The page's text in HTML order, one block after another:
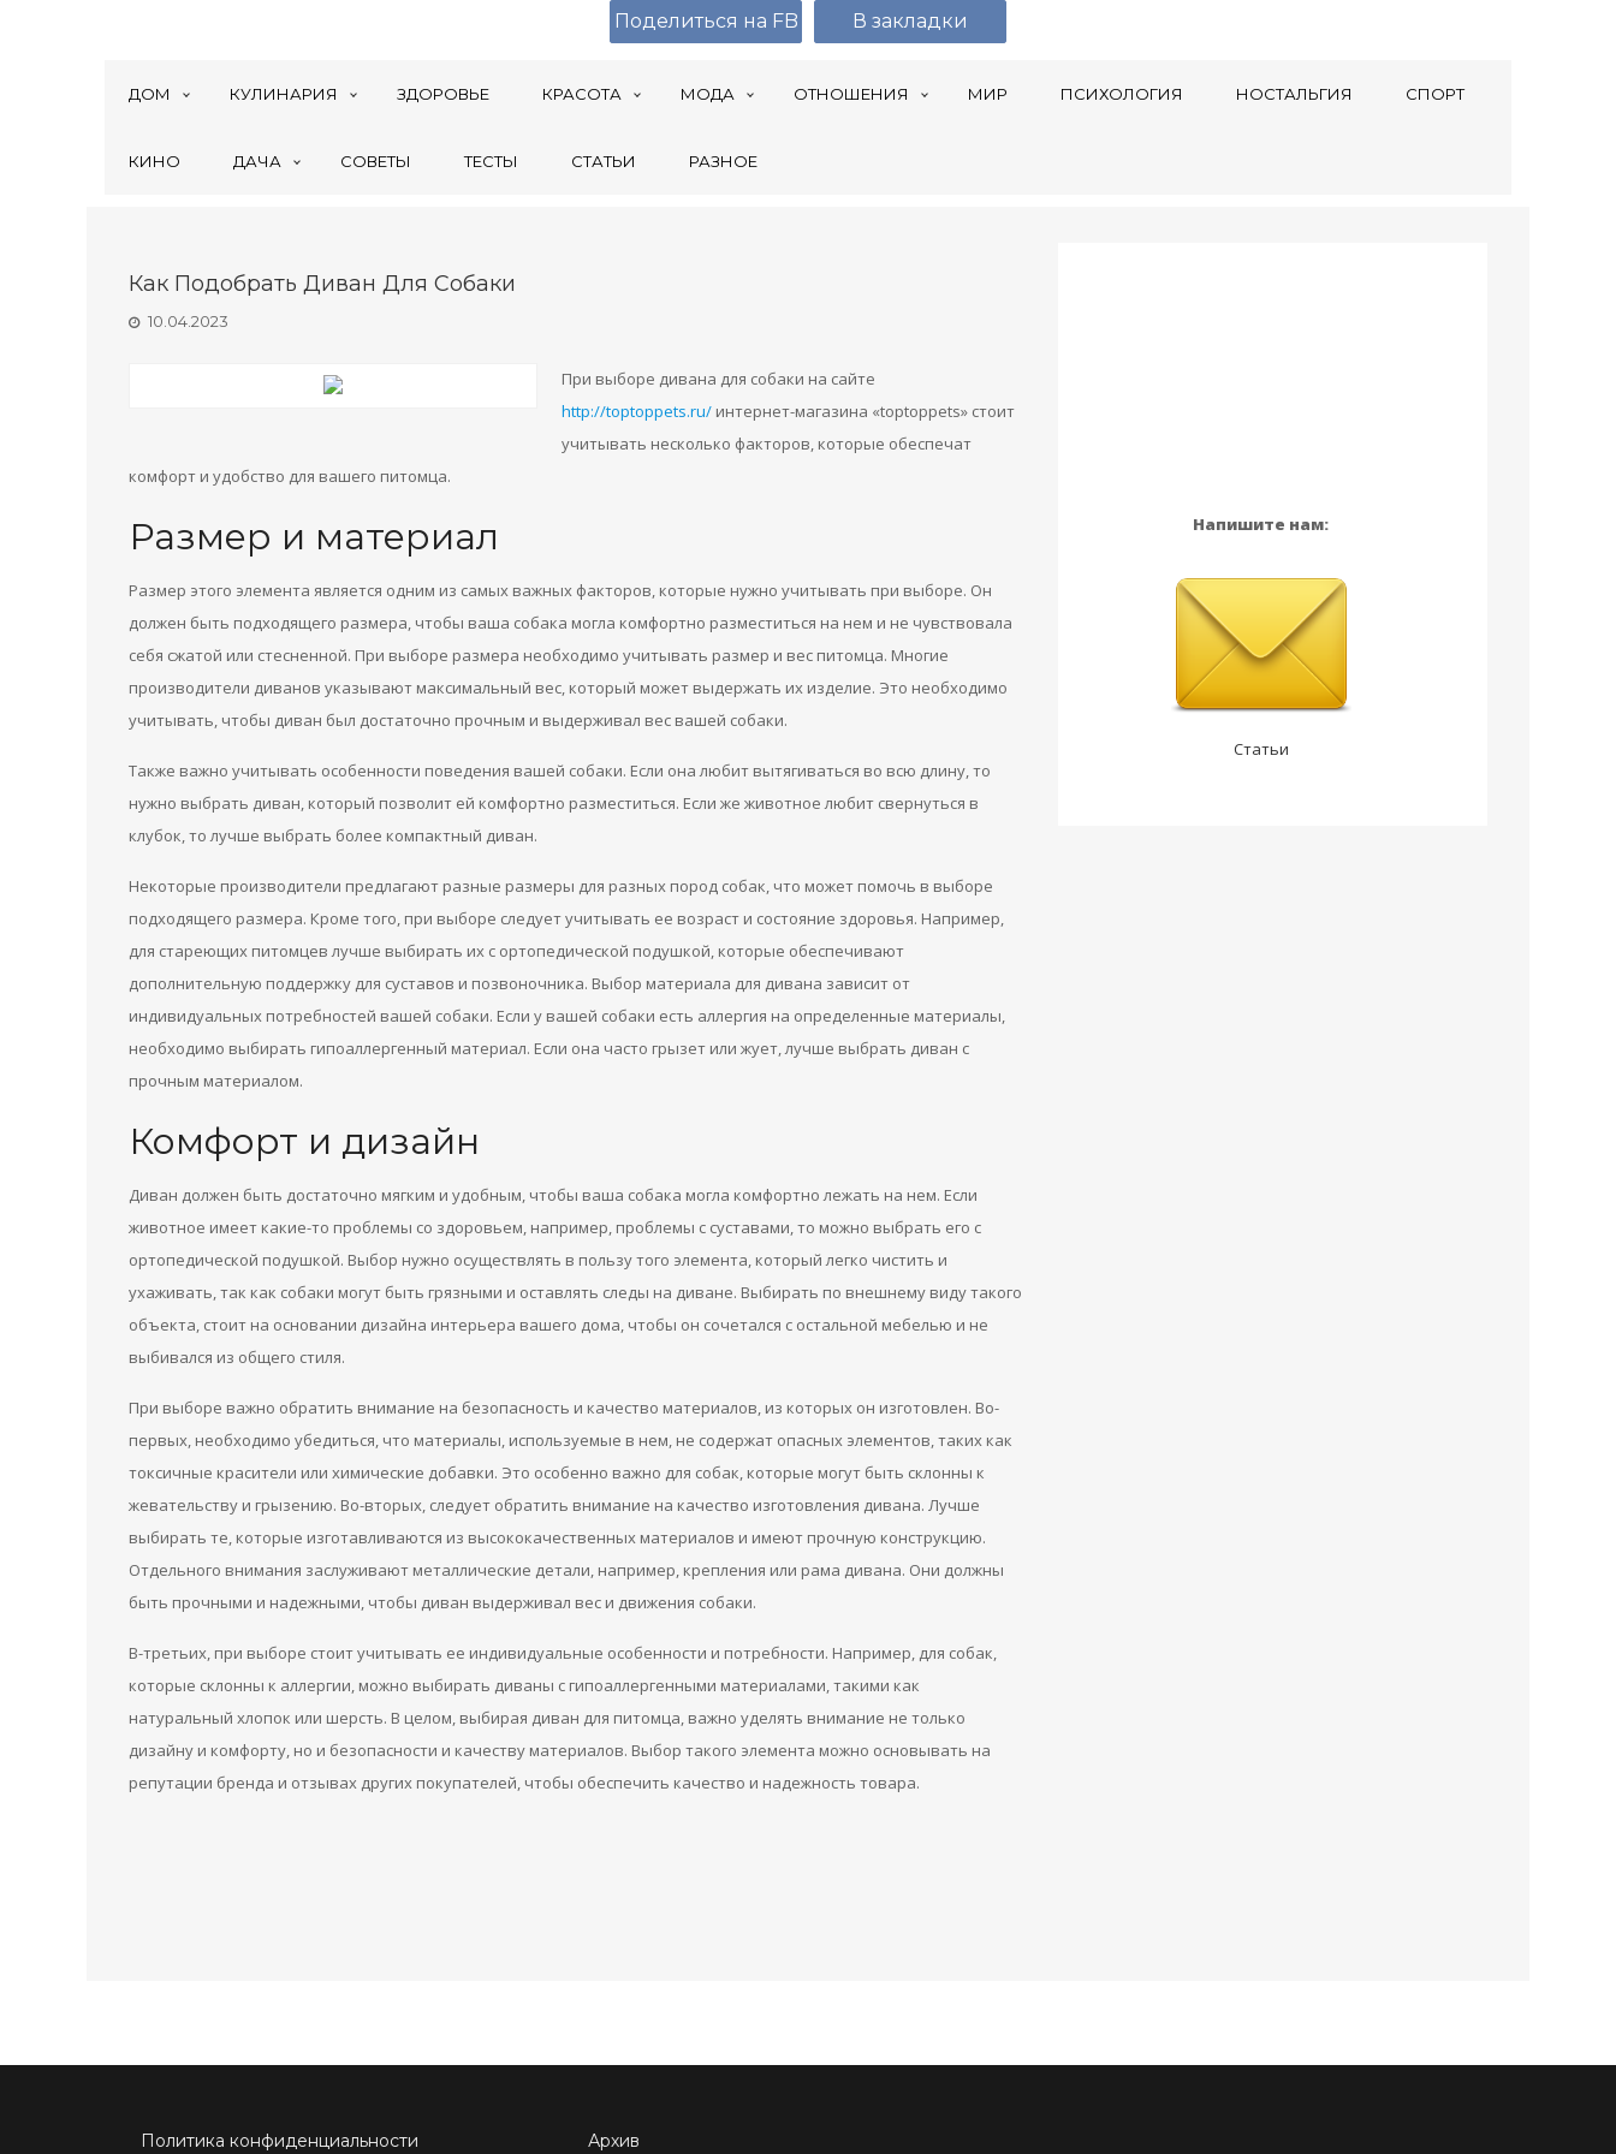
ДОМ КУЛИНАРИЯ ЗДОРОВЬЕ КРАСОТА МОДА ОТНОШЕНИЯ МИР ПСИХОЛОГИЯ НОСТАЛЬГИЯ СПОРТ
КИНО ДАЧА СОВЕТЫ ТЕСТЫ СТАТЬИ РАЗНОЕ
Как Подобрать Диван Для Собаки
10.04.2023
При выборе дивана для собаки на сайте
http://toptoppets.ru/ интернет-магазина «toptoppets» стоит
учитывать несколько факторов, которые обеспечат
комфорт и удобство для вашего питомца.
Размер и материал
Размер этого элемента является одним из самых важных факторов, которые нужно учитывать при выборе. Он
должен быть подходящего размера, чтобы ваша собака могла комфортно разместиться на нем и не чувствовала
себя сжатой или стесненной. При выборе размера необходимо учитывать размер и вес питомца. Многие
производители диванов указывают максимальный вес, который может выдержать их изделие. Это необходимо
учитывать, чтобы диван был достаточно прочным и выдерживал вес вашей собаки.
Также важно учитывать особенности поведения вашей собаки. Если она любит вытягиваться во всю длину, то
нужно выбрать диван, который позволит ей комфортно разместиться. Если же животное любит свернуться в
клубок, то лучше выбрать более компактный диван.
Некоторые производители предлагают разные размеры для разных пород собак, что может помочь в выборе
подходящего размера. Кроме того, при выборе следует учитывать ее возраст и состояние здоровья. Например,
для стареющих питомцев лучше выбирать их с ортопедической подушкой, которые обеспечивают
дополнительную поддержку для суставов и позвоночника. Выбор материала для дивана зависит от
индивидуальных потребностей вашей собаки. Если у вашей собаки есть аллергия на определенные материалы,
необходимо выбирать гипоаллергенный материал. Если она часто грызет или жует, лучше выбрать диван с
прочным материалом.
Комфорт и дизайн
Диван должен быть достаточно мягким и удобным, чтобы ваша собака могла комфортно лежать на нем. Если
животное имеет какие-то проблемы со здоровьем, например, проблемы с суставами, то можно выбрать его с
ортопедической подушкой. Выбор нужно осуществлять в пользу того элемента, который легко чистить и
ухаживать, так как собаки могут быть грязными и оставлять следы на диване. Выбирать по внешнему виду такого
объекта, стоит на основании дизайна интерьера вашего дома, чтобы он сочетался с остальной мебелью и не
выбивался из общего стиля.
При выборе важно обратить внимание на безопасность и качество материалов, из которых он изготовлен. Во-
первых, необходимо убедиться, что материалы, используемые в нем, не содержат опасных элементов, таких как
токсичные красители или химические добавки. Это особенно важно для собак, которые могут быть склонны к
жевательству и грызению. Во-вторых, следует обратить внимание на качество изготовления дивана. Лучше
выбирать те, которые изготавливаются из высококачественных материалов и имеют прочную конструкцию.
Отдельного внимания заслуживают металлические детали, например, крепления или рама дивана. Они должны
быть прочными и надежными, чтобы диван выдерживал вес и движения собаки.
В-третьих, при выборе стоит учитывать ее индивидуальные особенности и потребности. Например, для собак,
которые склонны к аллергии, можно выбирать диваны с гипоаллергенными материалами, такими как
натуральный хлопок или шерсть. В целом, выбирая диван для питомца, важно уделять внимание не только
дизайну и комфорту, но и безопасности и качеству материалов. Выбор такого элемента можно основывать на
репутации бренда и отзывах других покупателей, чтобы обеспечить качество и надежность товара.
Напишите нам:
Статьи
Политика конфиденциальности Архив
Поделиться на FB В закладки